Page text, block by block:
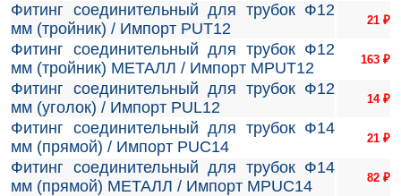
Фитинг соединительный для трубок Ф12
мм (тройник) / Импорт PUT12
21 ₽
Фитинг соединительный для трубок Ф12
мм (тройник) МЕТАЛЛ / Импорт MPUT12
163 ₽
Фитинг соединительный для трубок Ф12
мм (уголок) / Импорт PUL12
14 ₽
Фитинг соединительный для трубок Ф14
мм (прямой) / Импорт PUC14
21 ₽
Фитинг соединительный для трубок Ф14
мм (прямой) МЕТАЛЛ / Импорт MPUC14
82 ₽